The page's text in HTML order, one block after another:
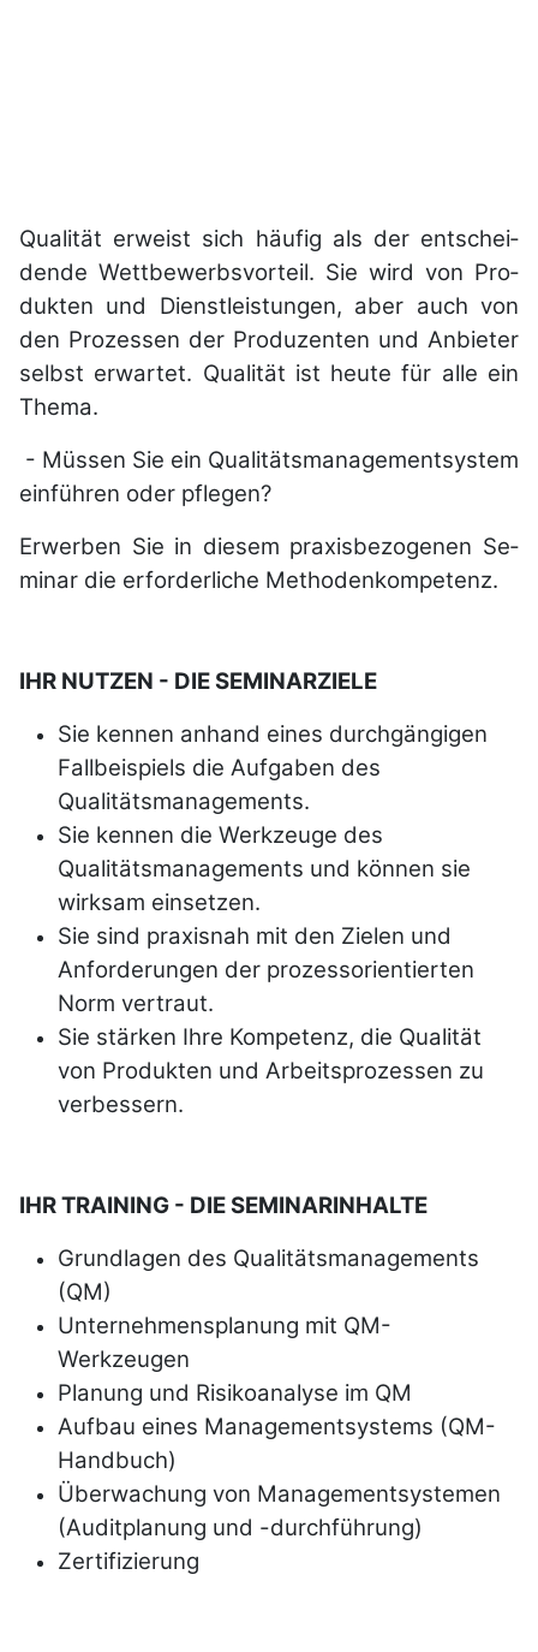
Qualität erweist sich häu­fig als der ent­schei­
den­de Wett­be­werbs­vor­teil. Sie wird von Pro­
duk­ten und Dienst­leis­tun­gen, aber auch von
den Pro­zes­sen der Pro­du­zen­ten und An­bie­ter
selbst erwartet. Qua­li­tät ist heu­te für al­le ein
The­ma.
- Müssen Sie ein Qua­li­täts­ma­nage­ment­sys­tem
ein­füh­ren oder pfle­gen?
Erwerben Sie in die­sem pra­xis­be­zo­ge­nen Se­
mi­nar die er­for­der­liche Me­tho­den­kom­pe­tenz.
IHR NUTZEN - DIE SEMINARZIELE
Sie kennen anhand eines durchgängigen
Fallbeispiels die Aufgaben des
Qualitätsmanagements.
Sie kennen die Werkzeuge des
Qualitätsmanagements und können sie
wirksam einsetzen.
Sie sind praxisnah mit den Zielen und
Anforderungen der prozessorientierten
Norm vertraut.
Sie stärken Ihre Kompetenz, die Qualität
von Produkten und Arbeitsprozessen zu
verbessern.
IHR TRAINING - DIE SEMINARINHALTE
Grundlagen des Qualitätsmanagements
(QM)
Unternehmensplanung mit QM-
Werkzeugen
Planung und Risikoanalyse im QM
Aufbau eines Managementsystems (QM-
Handbuch)
Überwachung von Managementsystemen
(Auditplanung und -durchführung)
Zertifizierung